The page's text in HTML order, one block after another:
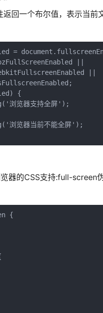
回一个布尔值，表示当前
=
||
||
{
浏览器支持全屏');
浏览器当前不能全屏');
器的CSS支持:full-screen
{